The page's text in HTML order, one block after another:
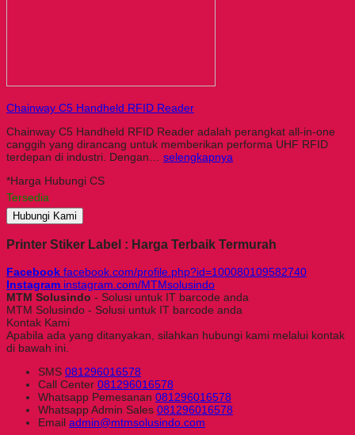
Chainway C5 Handheld RFID Reader
Chainway C5 Handheld RFID Reader adalah perangkat all-in-one
canggih yang dirancang untuk memberikan performa UHF RFID
terdepan di industri. Dengan… selengkapnya
*Harga Hubungi CS
Tersedia
Hubungi Kami
Printer Stiker Label : Harga Terbaik Termurah
Facebook facebook.com/profile.php?id=100080109582740
Instagram instagram.com/MTMsolusindo
MTM Solusindo - Solusi untuk IT barcode anda
MTM Solusindo - Solusi untuk IT barcode anda
Kontak Kami
Apabila ada yang ditanyakan, silahkan hubungi kami melalui kontak
di bawah ini.
SMS 081296016578
Call Center 081296016578
Whatsapp Pemesanan 081296016578
WhatsappAdmin Sales 081296016578
Email admin@mtmsolusindo.com